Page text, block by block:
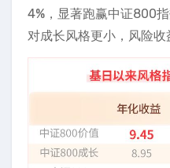
4%，显著跑赢中证800
对成长风格更小，风险收